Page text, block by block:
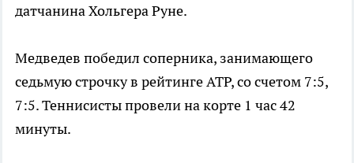
датчанина Хольгера Руне.
Медведев победил соперника, занимающего
седьмую строчку в рейтинге ATP, со счетом 7:5,
7:5. Теннисисты провели на корте 1 час 42
минуты.